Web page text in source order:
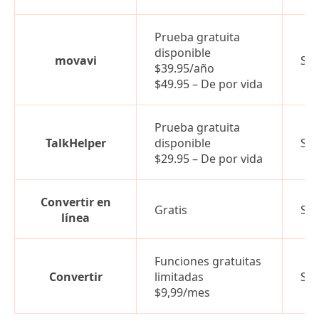
movavi
Prueba gratuita
disponible
$39.95/año
$49.95 – De por vida
Sí
TalkHelper
Prueba gratuita
disponible
$29.95 – De por vida
Sí
Convertir en
línea
Gratis Sí
Convertir
Funciones gratuitas
limitadas
$9,99/mes
Sí